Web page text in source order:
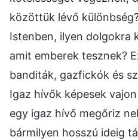
közöttük lévő
Istenben, ilyen dolgokra
amit emberek tesznek?
banditák, gazfickók és
Igaz hívők képesek
egy igaz hívő megőriz
bármilyen hosszú ideig